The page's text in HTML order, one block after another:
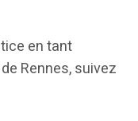
en tant
Rennes, suivez